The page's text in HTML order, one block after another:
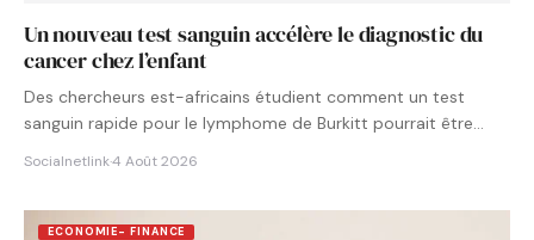
Un nouveau test sanguin accélère le diagnostic du
cancer chez l’enfant
Des chercheurs est-africains étudient comment un test
sanguin rapide pour le lymphome de Burkitt pourrait être
Socialnetlink·4 Août 2026
ECONOMIE- FINANCE